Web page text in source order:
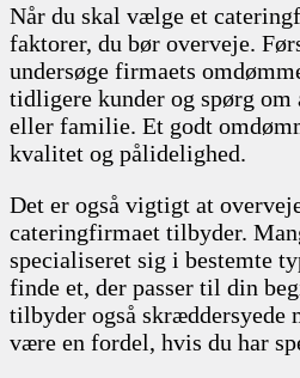
Når du skal vælge et
faktorer, du bør overveje.
undersøge firmaets
tidligere kunder og spørg
eller familie. Et godt
kvalitet og pålidelighed.
Det er også vigtigt at
cateringfirmaet tilbyder.
specialiseret sig i bestemte
finde et, der passer til din
tilbyder også skræddersyede
være en fordel, hvis du har